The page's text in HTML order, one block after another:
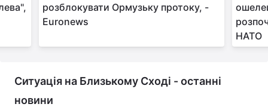
розблокувати Ормузьку протоку, -
Euronews
НАТО
Ситуація на Близькому Сході - останні
новини